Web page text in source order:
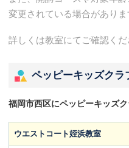
変更されている場合がありま
詳しくは教室にてご確認くだ
ペッピーキッズクラ
福岡市西区にペッピーキッズ
ウエストコート姪浜教室